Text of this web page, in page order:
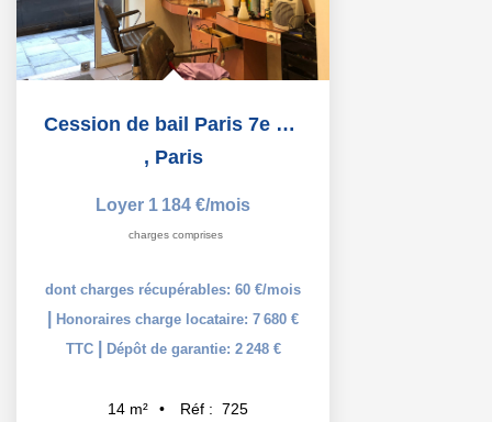
Cession de bail Paris 7e Ecole Militaire
, Paris
Loyer 1 184 €/mois
charges comprises
dont charges récupérables: 60 €/mois
Honoraires charge locataire: 7 680 €
TTC
Dépôt de garantie: 2 248 €
14 m² Réf : 725